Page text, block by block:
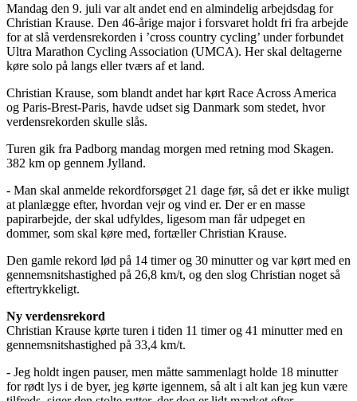
Mandag den 9. juli var alt andet end en almindelig arbejdsdag for
Christian Krause. Den 46-årige major i forsvaret holdt fri fra arbejde
for at slå verdensrekorden i ’cross country cycling’ under forbundet
Ultra Marathon Cycling Association (UMCA). Her skal deltagerne
køre solo på langs eller tværs af et land.
Christian Krause, som blandt andet har kørt Race Across America
og Paris-Brest-Paris, havde udset sig Danmark som stedet, hvor
verdensrekorden skulle slås.
Turen gik fra Padborg mandag morgen med retning mod Skagen.
382 km op gennem Jylland.
- Man skal anmelde rekordforsøget 21 dage før, så det er ikke muligt
at planlægge efter, hvordan vejr og vind er. Der er en masse
papirarbejde, der skal udfyldes, ligesom man får udpeget en
dommer, som skal køre med, fortæller Christian Krause.
Den gamle rekord lød på 14 timer og 30 minutter og var kørt med en
gennemsnitshastighed på 26,8 km/t, og den slog Christian noget så
eftertrykkeligt.
Ny verdensrekord
Christian Krause kørte turen i tiden 11 timer og 41 minutter med en
gennemsnitshastighed på 33,4 km/t.
- Jeg holdt ingen pauser, men måtte sammenlagt holde 18 minutter
for rødt lys i de byer, jeg kørte igennem, så alt i alt kan jeg kun være